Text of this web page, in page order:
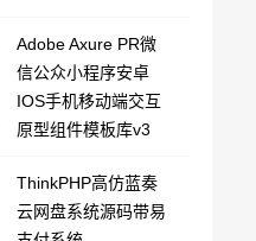
Adobe Axure PR微
信公众小程序安卓
IOS手机移动端交互
原型组件模板库v3
ThinkPHP高仿蓝奏
云网盘系统源码带易